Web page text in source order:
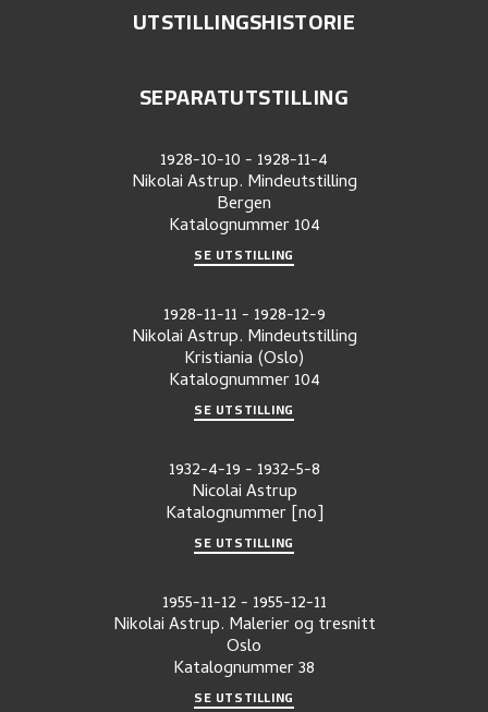
UTSTILLINGSHISTORIE
SEPARATUTSTILLING
1928-10-10- 1928-11-4
Nikolai Astrup. Mindeutstilling
Bergen
Katalognummer 104
SE UTSTILLING
1928-11-11- 1928-12-9
Nikolai Astrup. Mindeutstilling
Kristiania (Oslo)
Katalognummer 104
SE UTSTILLING
1932-4-19- 1932-5-8
Nicolai Astrup
Katalognummer [no]
SE UTSTILLING
1955-11-12- 1955-12-11
Nikolai Astrup. Malerier og tresnitt
Oslo
Katalognummer38
SE UTSTILLING